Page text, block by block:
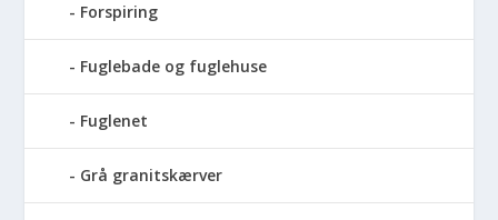
Forspiring
Fuglebade og fuglehuse
Fuglenet
Grå granitskærver